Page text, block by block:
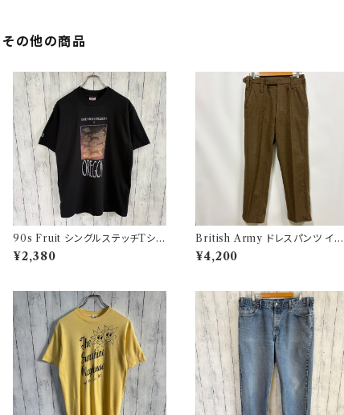
その他の商品
90s Fruit シングルステッチTシャ
ツ プリントT
¥2,380
British Army ドレスパンツ イギ
リス軍 スラックス ミリタリーパンツ
ウールパンツ2
¥4,200